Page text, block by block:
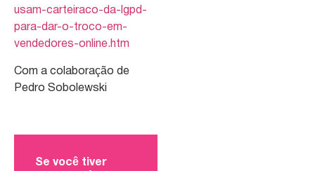
usam-carteiraco-da-lgpd-
para-dar-o-troco-em-
vendedores-online.htm
Com a colaboração de
Pedro Sobolewski
Se você tiver